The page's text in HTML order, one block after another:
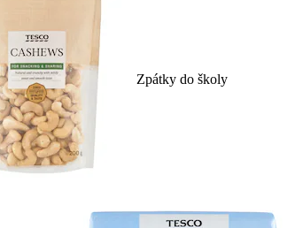
Zpátky do školy